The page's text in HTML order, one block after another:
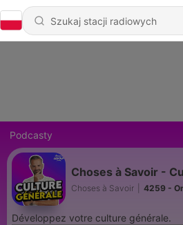
Podcasty
Choses à Savoir -
Choses à Savoir 4259 -
Développez votre culture générale.